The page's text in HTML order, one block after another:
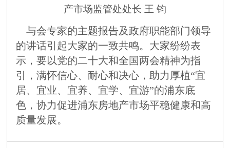
产市场监管处处长 王 钧
与会专家的主题报告及政府职能部门领导
的讲话引起大家的一致共鸣。大家纷纷表
示， 要以党的二十大和全国两会精神为指
引，满怀信心、耐心和决心， 助力厚植“宜
居、宜业、宜养、宜学、宜游”的浦东底
色，协力促进浦东房地产市场平稳健康和高
质量发展。